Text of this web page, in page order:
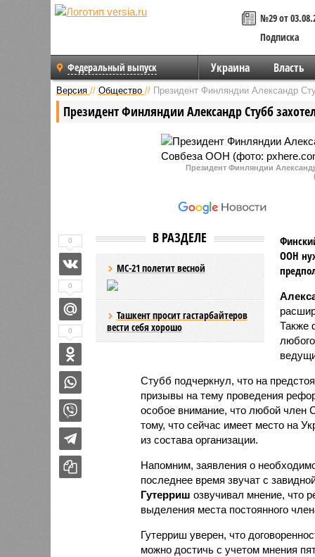
№29 от
Подписка
Федеральный выпуск Украина Власть
Версия // Общество // Президент Финляндии Александр
Президент Финляндии Александр Стубб
Президент Финляндии
В РАЗДЕЛЕ
МС-21 полетит весной
Ташкент просит гастарбайтеров
вести себя хорошо
ООН
Также
Стубб подчеркнул, что на
призывы на тему проведения
особое внимание, что любой член
тому, что сейчас имеет место на
из состава организации.
Напомним, заявления о
последнее время звучат с
Гутерриш озвучивал мнение, что
выделения места постоянного
Гутерриш уверен, что
можно достичь с учетом мнения
0
0
0